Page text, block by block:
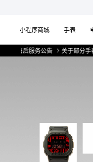
小程序商城 手表
服务公告 关于部分手表产品